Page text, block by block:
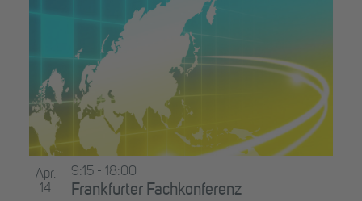
Apr.
14
Frankfurter Fachkonferenz
9:15 - 18:00